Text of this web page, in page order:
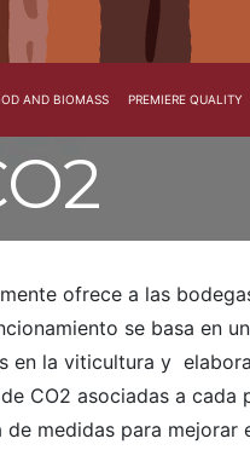
AND BIOMASS PREMIERE QUALITY
ofrece a las
se basa en
en la viticultura y
CO2 asociadas a cada
medidas para mejorar